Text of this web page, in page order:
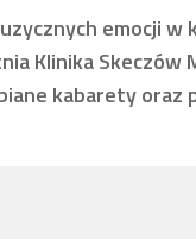
emocji w
Klinika Skeczów
kabarety oraz